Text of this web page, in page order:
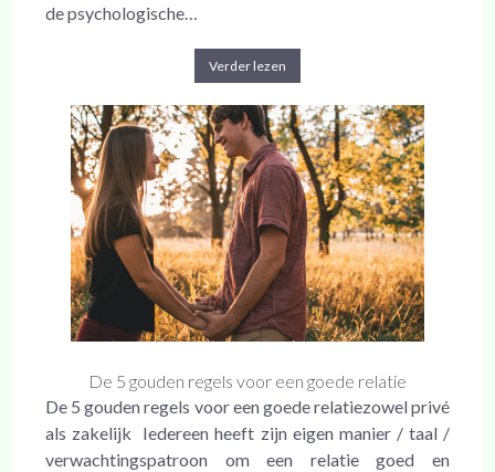
de psychologische…
Verder lezen
De 5 gouden regels voor een goede relatie
De 5 gouden regels voor een goede relatiezowel privé
als zakelijk Iedereen heeft zijn eigen manier / taal /
verwachtingspatroon om een relatie goed en